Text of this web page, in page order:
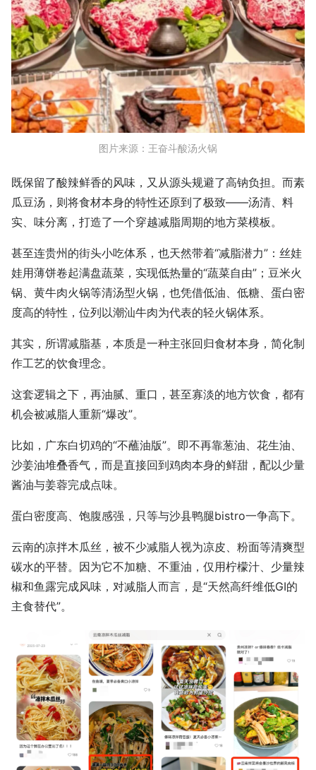
图片来源：王奋斗酸汤火锅
既保留了酸辣鲜香的风味，又从源头规避了高钠负担。而素
瓜豆汤，则将食材本身的特性还原到了极致——汤清、料
实、味分离，打造了一个穿越减脂周期的地方菜模板。
甚至连贵州的街头小吃体系，也天然带着“减脂潜力”：丝娃
娃用薄饼卷起满盘蔬菜，实现低热量的“蔬菜自由”；豆米火
锅、黄牛肉火锅等清汤型火锅，也凭借低油、低糖、蛋白密
度高的特性，位列以潮汕牛肉为代表的轻火锅体系。
其实，所谓减脂基，本质是一种主张回归食材本身，简化制
作工艺的饮食理念。
这套逻辑之下，再油腻、重口，甚至寡淡的地方饮食，都有
机会被减脂人重新“爆改”。
比如，广东白切鸡的“不蘸油版”。即不再靠葱油、花生油、
沙姜油堆叠香气，而是直接回到鸡肉本身的鲜甜，配以少量
酱油与姜蓉完成点味。
蛋白密度高、饱腹感强，只等与沙县鸭腿bistro一争高下。
云南的凉拌木瓜丝，被不少减脂人视为凉皮、粉面等清爽型
碳水的平替。因为它不加糖、不重油，仅用柠檬汁、少量辣
椒和鱼露完成风味，对减脂人而言，是“天然高纤维低GI的
主食替代”。